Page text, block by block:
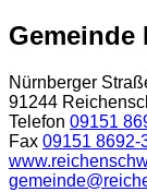
Gemeinde
Nürnberger
91244
Telefon 09151
Fax 09151 8692-